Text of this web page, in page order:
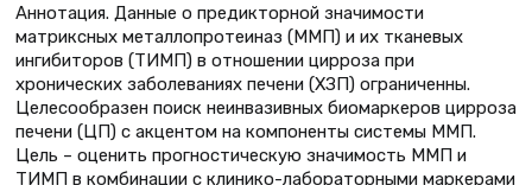
Аннотация. Данные о предикторной значимости
матриксных металлопротеиназ (ММП) и их тканевых
ингибиторов (ТИМП) в отношении цирроза при
хронических заболеваниях печени (ХЗП) ограниченны.
Целесообразен поиск неинвазивных биомаркеров цирроза
печени (ЦП) с акцентом на компоненты системы ММП.
Цель – оценить прогностическую значимость ММП и
ТИМП в комбинации с клинико-лабораторными маркерами